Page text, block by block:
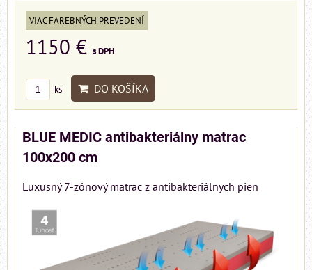
VIAC FAREBNÝCH PREVEDENÍ
1150 € s DPH
ks DO KOŠÍKA
BLUE MEDIC antibakteriálny matrac
100x200 cm
Luxusný 7-zónový matrac z antibakteriálnych pien